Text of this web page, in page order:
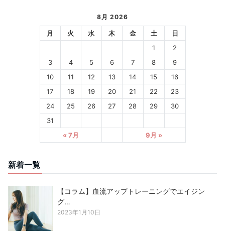
8月 2026
月 火 水 木 金 土
日
1
2
3
4 5 6 7 8
9
10
11 12 13 14 15
16
17
18 19 20 21 22
23
24
25 26 27 28 29
30
31
« 7月
9月 »
新着一覧
【コラム】血流アップトレーニングでエイジン
グ…
2023年1月10日